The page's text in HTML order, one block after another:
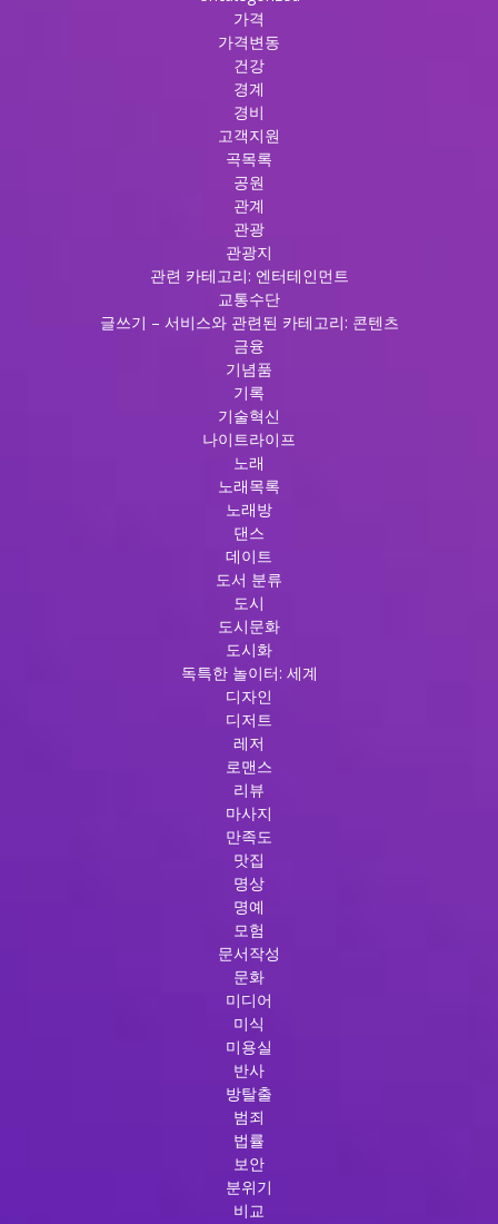
가격
가격변동
건강
경계
경비
고객지원
곡목록
공원
관계
관광
관광지
관련 카테고리: 엔터테인먼트
교통수단
글쓰기 – 서비스와 관련된 카테고리: 콘텐츠
금융
기념품
기록
기술혁신
나이트라이프
노래
노래목록
노래방
댄스
데이트
도서 분류
도시
도시문화
도시화
독특한 놀이터: 세계
디자인
디저트
레저
로맨스
리뷰
마사지
만족도
맛집
명상
명예
모험
문서작성
문화
미디어
미식
미용실
반사
방탈출
범죄
법률
보안
분위기
비교